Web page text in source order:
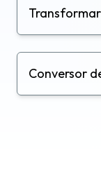
Conversor